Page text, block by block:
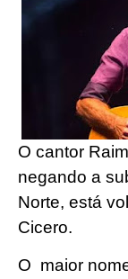
O cantor
negando a
Norte, está
Cicero.
O maior